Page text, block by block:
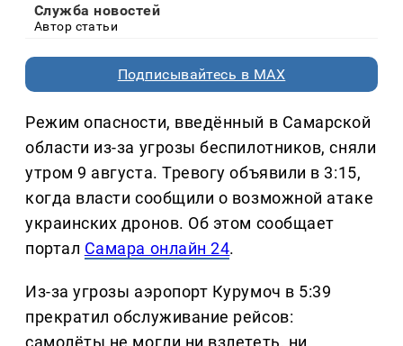
Служба новостей
Автор статьи
Подписывайтесь в MAX
Режим опасности, введённый в Самарской
области из-за угрозы беспилотников, сняли
утром 9 августа. Тревогу объявили в 3:15,
когда власти сообщили о возможной атаке
украинских дронов. Об этом сообщает
портал Самара онлайн 24.
Из-за угрозы аэропорт Курумоч в 5:39
прекратил обслуживание рейсов:
самолёты не могли ни взлететь, ни